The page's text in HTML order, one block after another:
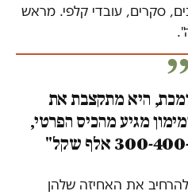
סקרים, עובדי קלפי. מראש
היא מתקצבת את
מגיע מהכיס הפרטי,
את האחיזה שלהן